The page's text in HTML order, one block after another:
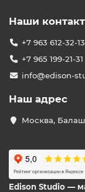
Наши
+7 963 612-32-13
+7 965 199-21-31
info@edison-
Наш адрес
Москва,
Edison Studio —